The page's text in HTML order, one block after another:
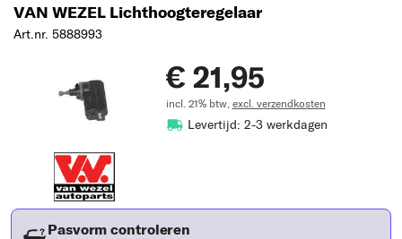
VAN WEZEL Lichthoogteregelaar
Art.nr. 5888993
€ 21,95
incl. 21% btw, excl. verzendkosten
Levertijd: 2-3 werkdagen
Pasvorm controleren